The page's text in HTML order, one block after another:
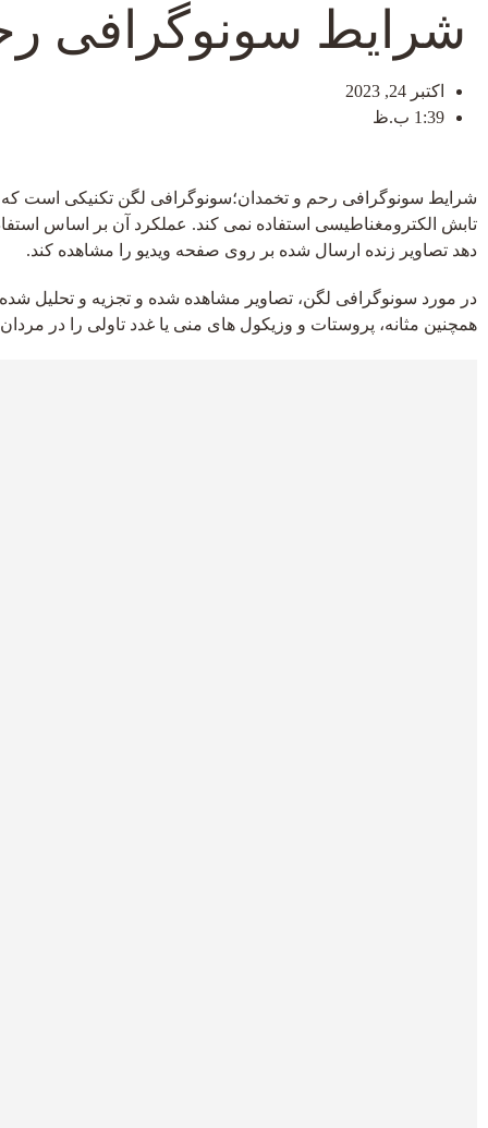
شرایط سونوگرافی
اکتبر 24, 2023
1:39 ب.ظ
شرایط سونوگرافی رحم و تخمدان؛سونوگرافی لگن تکنیکی است که
تابش الکترومغناطیسی استفاده نمی کند. عملکرد آن بر اساس
دهد تصاویر زنده ارسال شده بر روی صفحه ویدیو را مشاهده کند.
در مورد سونوگرافی لگن، تصاویر مشاهده شده و تجزیه و تحلیل
همچنین مثانه، پروستات و وزیکول های منی یا غدد تاولی را در